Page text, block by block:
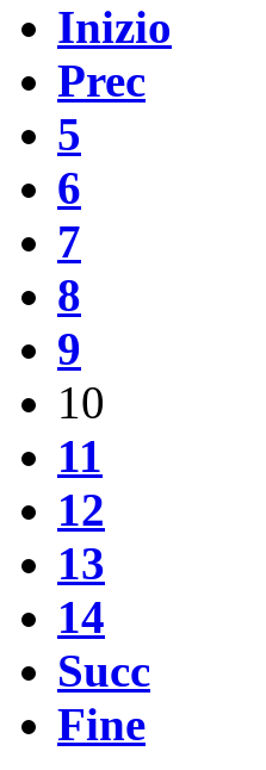
Inizio
Prec
5
6
7
8
9
10
11
12
13
14
Succ
Fine